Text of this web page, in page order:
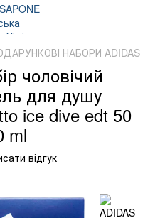
НАБОРИ ADIDAS
чоловічий
для душу
ice dive edt 50
ml
відгук